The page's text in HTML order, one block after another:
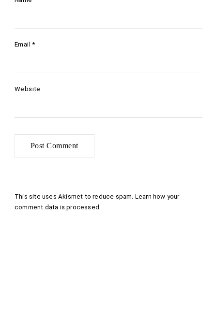
Email*
Website
This site uses Akismet to reduce spam. Learn how your
comment data is processed .